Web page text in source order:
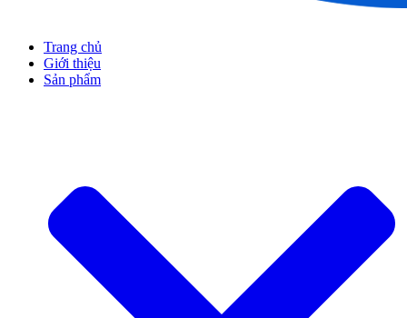
Trang chủ
Giới thiệu
Sản phẩm